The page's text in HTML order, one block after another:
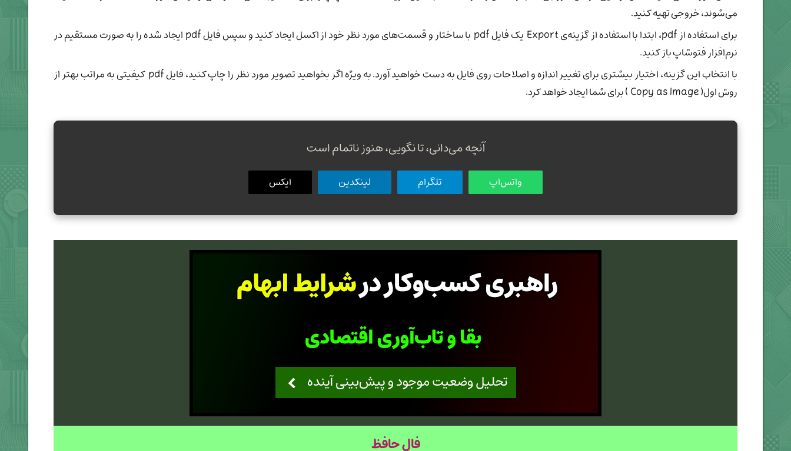
می‌شوند، خروجی تهیه کنید.
برای استفاده از pdf، ابتدا با استفاده از گزینه‌ی Export یک فایل pdf با ساختار و قسمت‌های مورد نظر خود از اکسل ایجاد کنید و سپس فایل pdf ایجاد شده را به صورت مستقیم در
نرم‌افزار فتوشاپ باز کنید.
با انتخاب این گزینه، اختیار بیشتری برای تغییر اندازه و اصلاحات روی فایل به دست خواهید آورد. به ویژه اگر بخواهید تصویر مورد نظر را چاپ کنید، فایل pdf کیفیتی به مراتب بهتر از
روش اول( Copy as Image ) برای شما ایجاد خواهد کرد.
آنچه می‌دانی، تا نگویی، هنوز ناتمام است
واتس‌اپ تلگرام لینکدین ایکس
فال حافظ